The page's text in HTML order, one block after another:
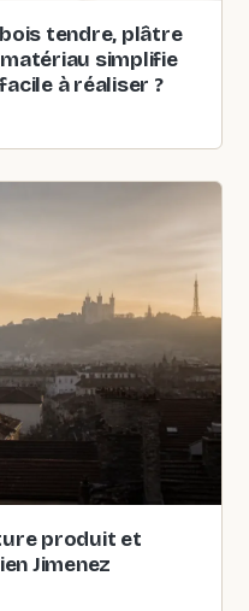
tendre, plâtre
simplifie
à réaliser ?
produit et
Jimenez